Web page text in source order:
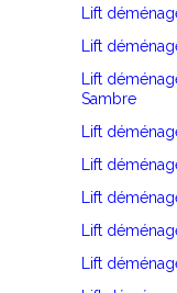
Lift
Lift
Lift
Sambre
Lift
Lift
Lift
Lift
Lift